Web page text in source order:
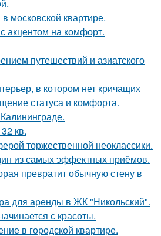
московской квартире.
акцентом на комфорт.
путешествий и азиатского
в котором нет кричащих
статуса и комфорта.
кв.
торжественной неоклассики.
из самых эффектных приёмов.
превратит обычную стену в
для аренды в ЖК "Никольский".
с красоты.
в городской квартире.